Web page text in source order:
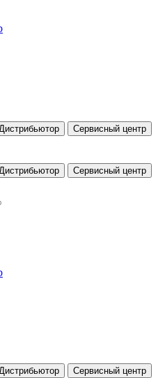
Сервисный центр
Сервисный центр
Сервисный центр